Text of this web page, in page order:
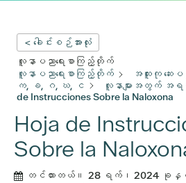
< ခေါင်းစဉ်အားလုံး
လူနာပညာရေးစာကြည့်တိုက်
လူနာပညာရေးစာကြည့်တိုက်
အထူးကု ဆေး
က, ခ, ဂ, ဃ, င
လူနာများအတွက် အရင်
de Instrucciones Sobre la Naloxona
Hoja de
Sobre la
တင်ထားတယ်။ 28 ရက်၊ 2024 ခုနှ